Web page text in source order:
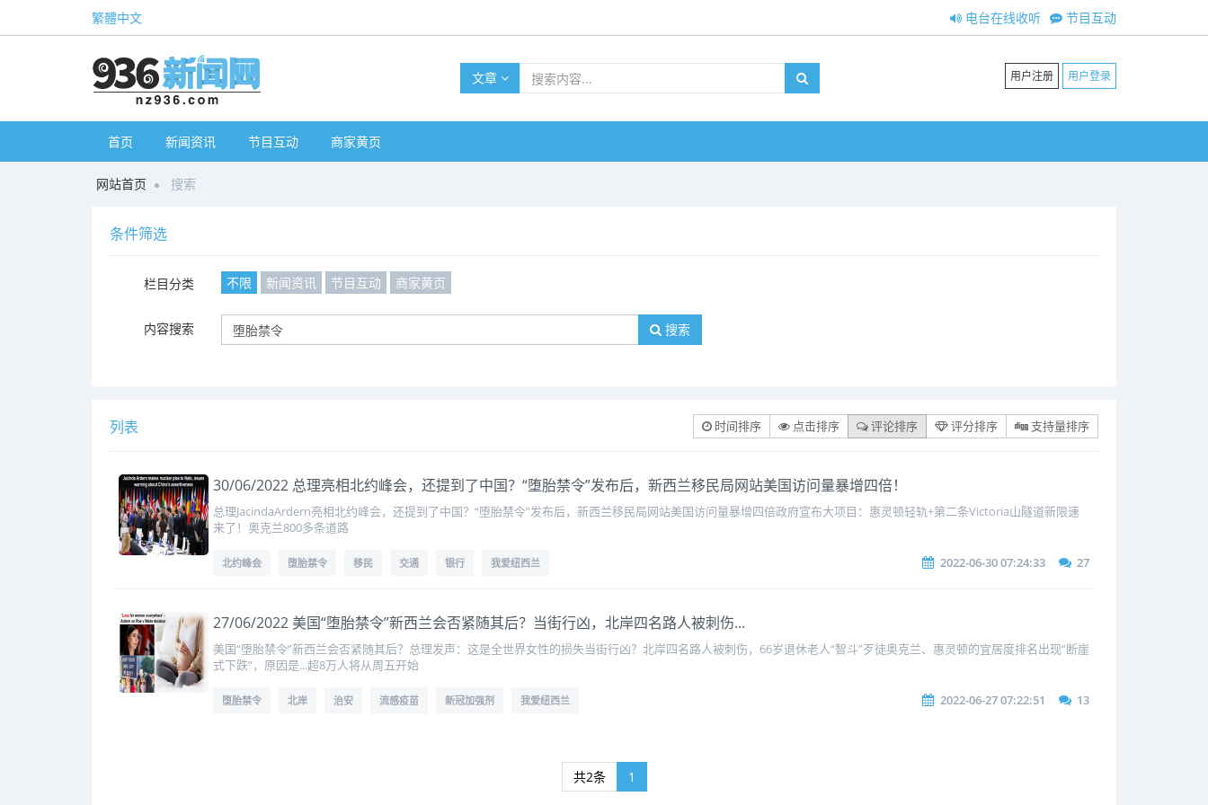
繁體中文 节目互动
电台在线收听
文章 用户注册 用户登录
首页 新闻资讯 节目互动 商家黄页
网站首页 搜索
条件筛选
栏目分类 不限 新闻资讯 节目互动 商家黄页
内容搜索 搜索
列表 时间排序 点击排序 评论排序 评分排序 支持量排序
30/06/2022 总理亮相北约峰会，还提到了中国？“堕胎禁令”发布后，新西兰移民局网站美国访问量暴增四倍！
总理JacindaArdern亮相北约峰会，还提到了中国？“堕胎禁令”发布后，新西兰移民局网站美国访问量暴增四倍政府宣布大项目：惠灵顿轻轨+第二条Victoria山隧道新限速
来了！奥克兰800多条道路
北约峰会 堕胎禁令 移民 交通 银行 我爱纽西兰 2022-06-30 07:24:33 27
27/06/2022 美国“堕胎禁令”新西兰会否紧随其后？当街行凶，北岸四名路人被刺伤...
美国“堕胎禁令”新西兰会否紧随其后？总理发声：这是全世界女性的损失当街行凶？北岸四名路人被刺伤，66岁退休老人“智斗”歹徒奥克兰、惠灵顿的宜居度排名出现“断崖
式下跌”，原因是...超8万人将从周五开始
堕胎禁令 北岸 治安 流感疫苗 新冠加强剂 我爱纽西兰 2022-06-27 07:22:51 13
共2条 1